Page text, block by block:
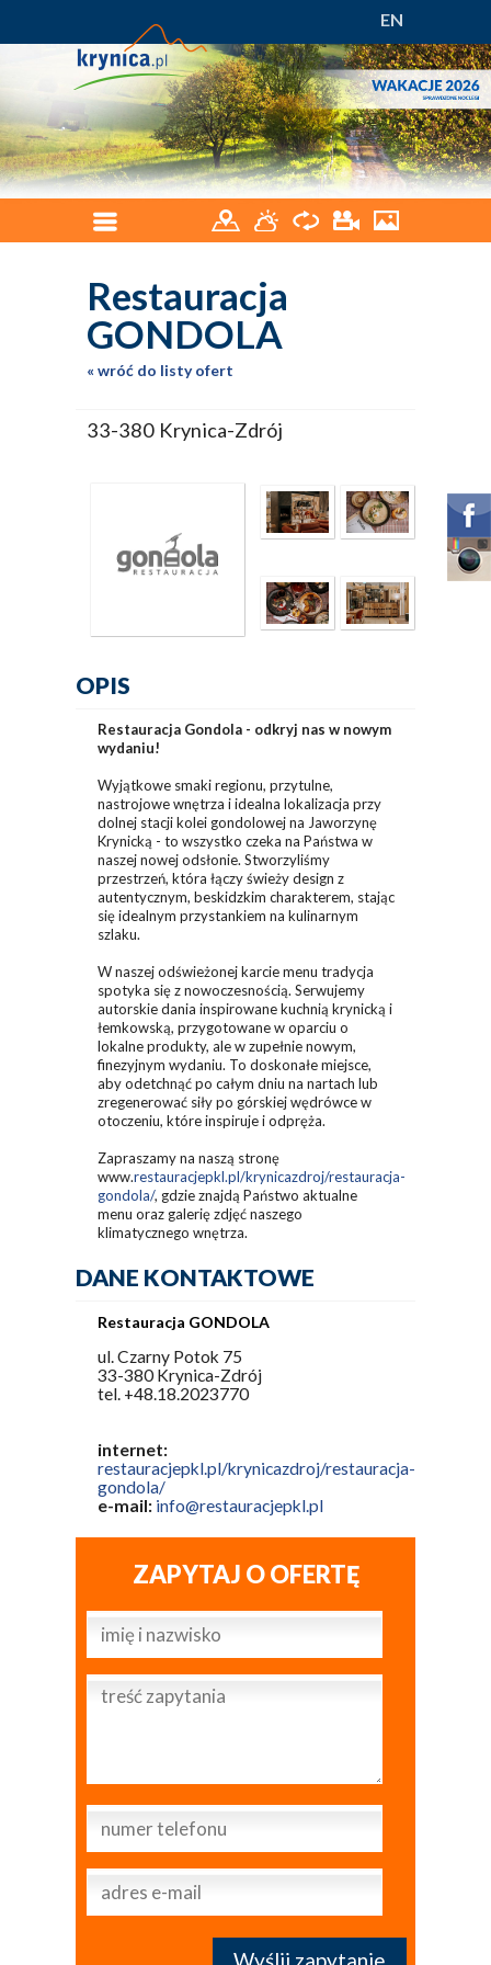
EN
Restauracja
GONDOLA
wróć do listy ofert
33-380 Krynica-Zdrój
OPIS
Restauracja Gondola - odkryj nas w nowym
wydaniu!
Wyjątkowe smaki regionu, przytulne,
nastrojowe wnętrza i idealna lokalizacja przy
dolnej stacji kolei gondolowej na Jaworzynę
Krynicką - to wszystko czeka na Państwa w
naszej nowej odsłonie. Stworzyliśmy
przestrzeń, która łączy świeży design z
autentycznym, beskidzkim charakterem, stając
się idealnym przystankiem na kulinarnym
szlaku.
W naszej odświeżonej karcie menu tradycja
spotyka się z nowoczesnością. Serwujemy
autorskie dania inspirowane kuchnią krynicką i
łemkowską, przygotowane w oparciu o
lokalne produkty, ale w zupełnie nowym,
finezyjnym wydaniu. To doskonałe miejsce,
aby odetchnąć po całym dniu na nartach lub
zregenerować siły po górskiej wędrówce w
otoczeniu, które inspiruje i odpręża.
Zapraszamy na naszą stronę
www.restauracjepkl.pl/krynicazdroj/restauracja-
gondola/, gdzie znajdą Państwo aktualne
menu oraz galerię zdjęć naszego
klimatycznego wnętrza.
DANE KONTAKTOWE
Restauracja GONDOLA
ul. Czarny Potok 75
33-380 Krynica-Zdrój
tel. +48.18.2023770
internet:
restauracjepkl.pl/krynicazdroj/restauracja-
gondola/
e-mail: info@restauracjepkl.pl
ZAPYTAJ O OFERTĘ